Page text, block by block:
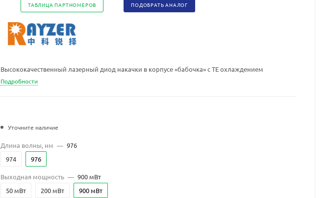
ТАБЛИЦА ПАРТНОМЕРОВ ПОДОБРАТЬ АНАЛОГ
Высококачественный лазерный диод накачки в корпусе «бабочка» с TE охлаждением
Подробности
Уточните наличие
Длина волны, нм — 976
974
976
Выходная мощность — 900 мВт
50 мВт
200 мВт 900 мВт